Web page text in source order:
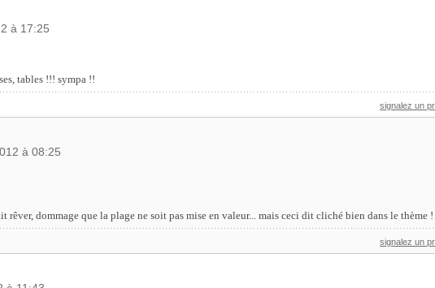
à 17:25
tables !!! sympa !!
signalez un
à 08:25
rêver, dommage que la plage ne soit pas mise en valeur... mais ceci dit cliché bien dans le thème !
signalez un